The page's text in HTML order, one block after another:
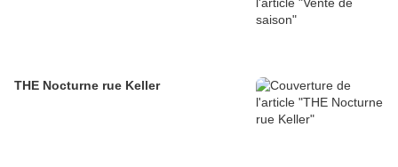
THE Nocturne rue Keller